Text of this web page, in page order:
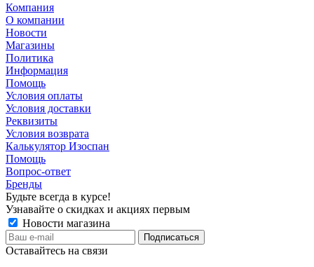
Компания
О компании
Новости
Магазины
Политика
Информация
Помощь
Условия оплаты
Условия доставки
Реквизиты
Условия возврата
Калькулятор Изоспан
Помощь
Вопрос-ответ
Бренды
Будьте всегда в курсе!
Узнавайте о скидках и акциях первым
Новости магазина
Оставайтесь на связи